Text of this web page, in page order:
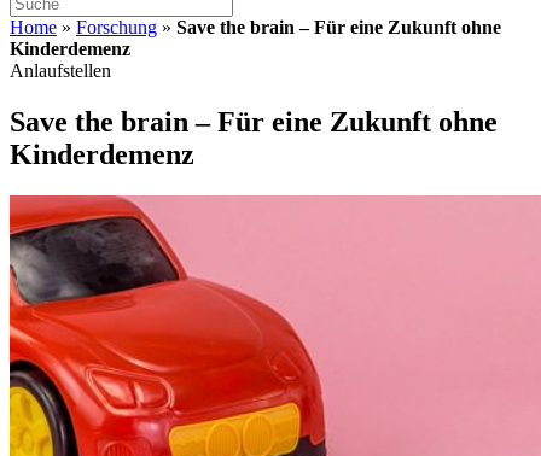
Home » Forschung » Save the brain – Für eine Zukunft ohne
Kinderdemenz
Anlaufstellen
Save the brain – Für eine Zukunft ohne
Kinderdemenz